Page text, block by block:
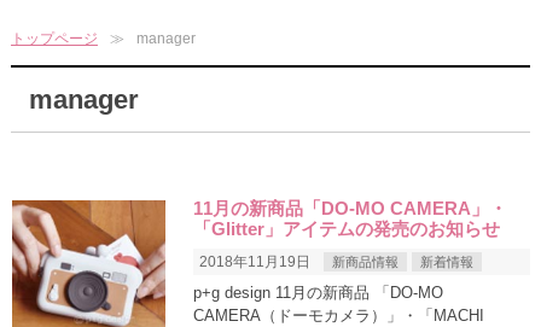
トップページ manager
manager
11月の新商品「DO-MO CAMERA」・
「Glitter」アイテムの発売のお知らせ
2018年11月19日 新商品情報 新着情報
p+g design 11月の新商品 「DO-MO
CAMERA（ドーモカメラ）」・「MACHI